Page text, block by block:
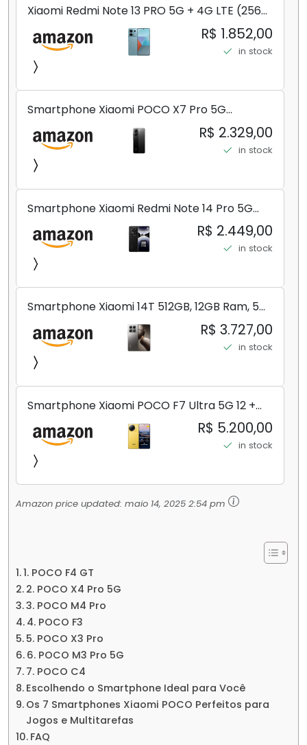
Xiaomi Redmi Note 13 PRO 5G + 4G LTE (256
GB + 8 GB) 200 MP Triplo (Mobile Mint Tello
e) + (Pacote de carregador duplo de carro
rápido) (Ocean Teal (ROM))
R$ 1.852,00
in stock
Smartphone Xiaomi POCO X7 Pro 5G
8+256GB/12+256GB/12+512GB
R$ 2.329,00
in stock
Smartphone Xiaomi Redmi Note 14 Pro 5G
Midnight Black (Preto) 12GB RAM 512GB ROM
NFC [ 24090RA29G ]
R$ 2.449,00
in stock
Smartphone Xiaomi 14T 512GB, 12GB Ram, 5G,
Leica, Cinza - no Brasil
R$ 3.727,00
in stock
Smartphone Xiaomi POCO F7 Ultra 5G 12 +
256GB/16+512GB Processador Snapdragon 8
Elite Top de Linha Chip VisionBoost D7 para
Jogos Pesados Tela Flow AMOLED 2K...
R$ 5.200,00
in stock
Amazon price updated: maio 14, 2025 2:54 pm
1. POCO F4 GT
2. POCO X4 Pro 5G
3. POCO M4 Pro
4. POCO F3
5. POCO X3 Pro
6. POCO M3 Pro 5G
7. POCO C4
Escolhendo o Smartphone Ideal para Você
Os 7 Smartphones Xiaomi POCO Perfeitos para
Jogos e Multitarefas
FAQ